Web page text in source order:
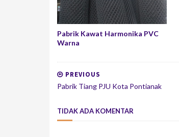
Pabrik Kawat Harmonika PVC
Warna
PREVIOUS
Pabrik Tiang PJU Kota Pontianak
TIDAK ADA KOMENTAR